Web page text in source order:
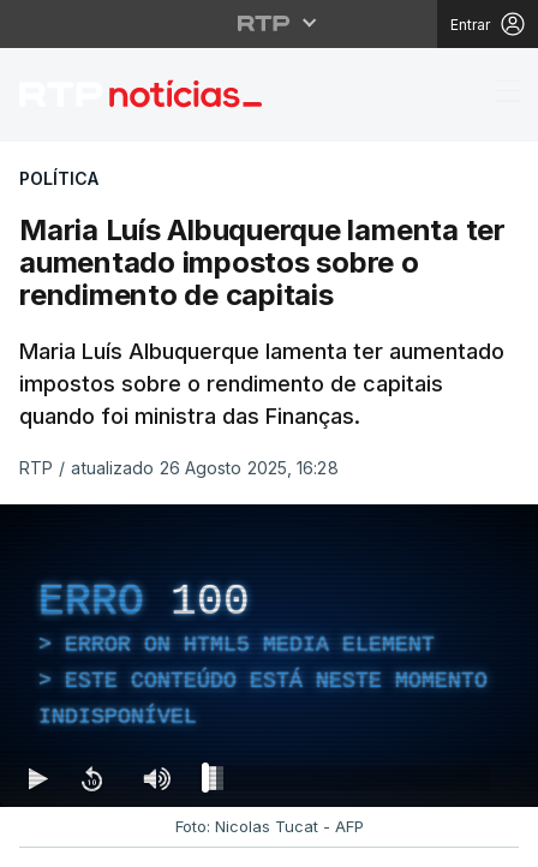
Entrar
Maria Luís
POLÍTICA
Maria Luís Albuquerque lamenta ter
aumentado impostos sobre o
rendimento de capitais
Maria Luís Albuquerque lamenta ter aumentado
impostos sobre o rendimento de capitais
quando foi ministra das Finanças.
RTP / atualizado 26 Agosto 2025, 16:28
ERRO 100
ERROR ON HTML5 MEDIA ELEMENT
ESTE CONTEÚDO ESTÁ NESTE MOMENTO
INDISPONÍVEL
Foto: Nicolas Tucat - AFP